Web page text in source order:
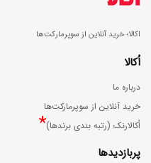
اکالا؛ خرید آنلاین از سوپرمارکت‌ها
اُکالا
درباره ما
خرید آنلاین از سوپرمارکت‌ها
اُکالارنک (رتبه بندی برندها)*
پربازدیدها